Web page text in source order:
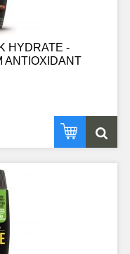
HYDRATE -
ANTIOXIDANT